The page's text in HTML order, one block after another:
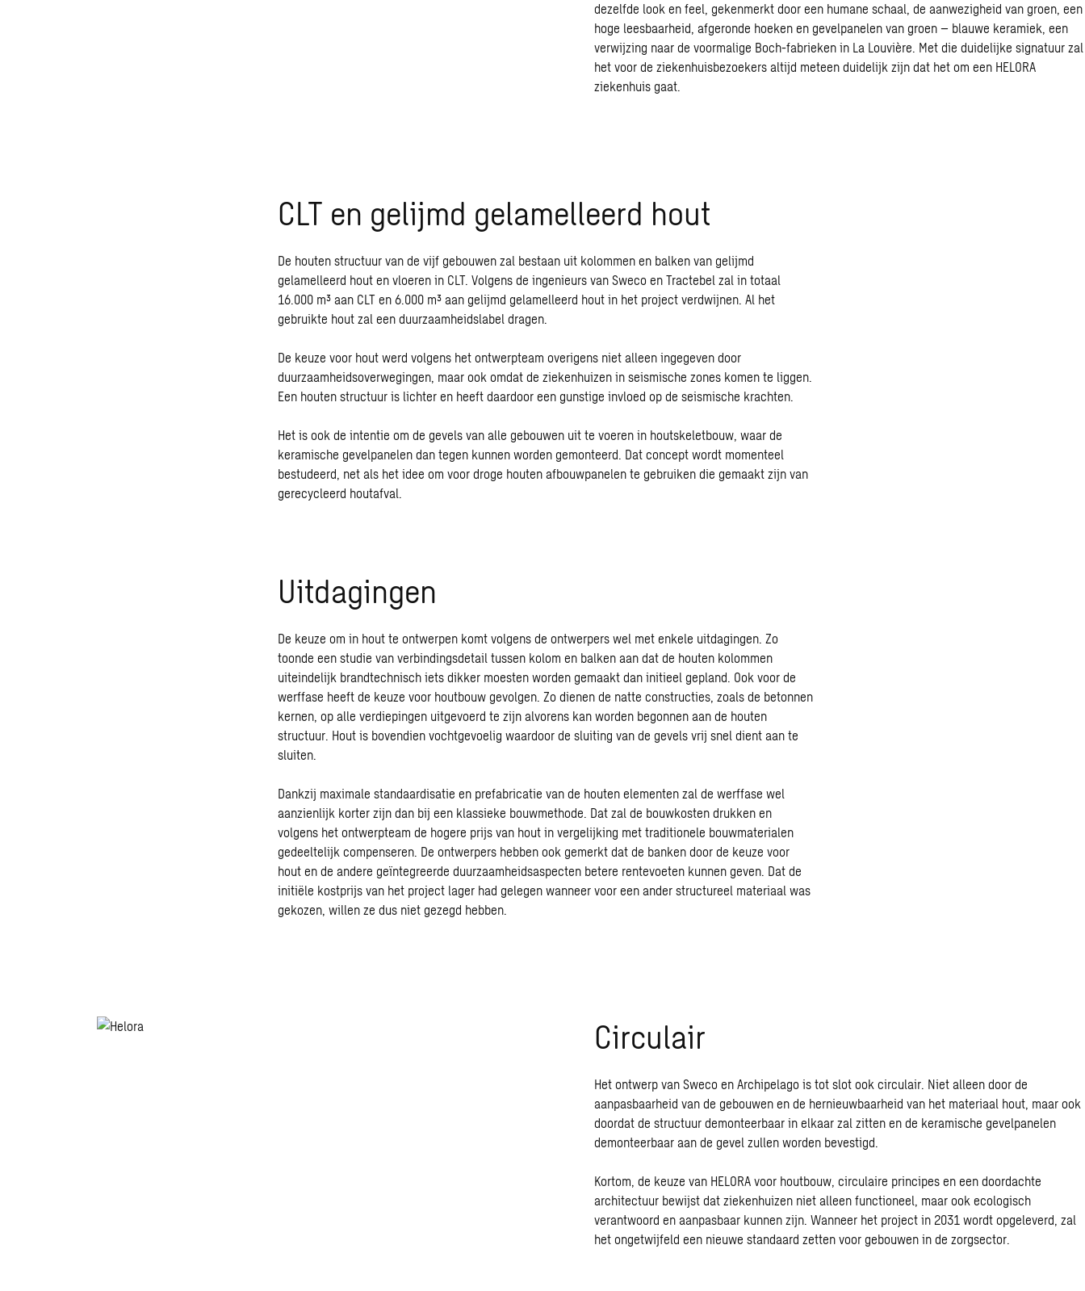
dezelfde look en feel, gekenmerkt door een humane schaal, de aanwezigheid van groen, een
hoge leesbaarheid, afgeronde hoeken en gevelpanelen van groen – blauwe keramiek, een
verwijzing naar de voormalige Boch-fabrieken in La Louvière. Met die duidelijke signatuur zal
het voor de ziekenhuisbezoekers altijd meteen duidelijk zijn dat het om een HELORA
ziekenhuis gaat.
CLT en gelijmd gelamelleerd hout
De houten structuur van de vijf gebouwen zal bestaan uit kolommen en balken van gelijmd
gelamelleerd hout en vloeren in CLT. Volgens de ingenieurs van Sweco en Tractebel zal in totaal
16.000 m³ aan CLT en 6.000 m³ aan gelijmd gelamelleerd hout in het project verdwijnen. Al het
gebruikte hout zal een duurzaamheidslabel dragen.
De keuze voor hout werd volgens het ontwerpteam overigens niet alleen ingegeven door
duurzaamheidsoverwegingen, maar ook omdat de ziekenhuizen in seismische zones komen te liggen.
Een houten structuur is lichter en heeft daardoor een gunstige invloed op de seismische krachten.
Het is ook de intentie om de gevels van alle gebouwen uit te voeren in houtskeletbouw, waar de
keramische gevelpanelen dan tegen kunnen worden gemonteerd. Dat concept wordt momenteel
bestudeerd, net als het idee om voor droge houten afbouwpanelen te gebruiken die gemaakt zijn van
gerecycleerd houtafval.
Uitdagingen
De keuze om in hout te ontwerpen komt volgens de ontwerpers wel met enkele uitdagingen. Zo
toonde een studie van verbindingsdetail tussen kolom en balken aan dat de houten kolommen
uiteindelijk brandtechnisch iets dikker moesten worden gemaakt dan initieel gepland. Ook voor de
werffase heeft de keuze voor houtbouw gevolgen. Zo dienen de natte constructies, zoals de betonnen
kernen, op alle verdiepingen uitgevoerd te zijn alvorens kan worden begonnen aan de houten
structuur. Hout is bovendien vochtgevoelig waardoor de sluiting van de gevels vrij snel dient aan te
sluiten.
Dankzij maximale standaardisatie en prefabricatie van de houten elementen zal de werffase wel
aanzienlijk korter zijn dan bij een klassieke bouwmethode. Dat zal de bouwkosten drukken en
volgens het ontwerpteam de hogere prijs van hout in vergelijking met traditionele bouwmaterialen
gedeeltelijk compenseren. De ontwerpers hebben ook gemerkt dat de banken door de keuze voor
hout en de andere geïntegreerde duurzaamheidsaspecten betere rentevoeten kunnen geven. Dat de
initiële kostprijs van het project lager had gelegen wanneer voor een ander structureel materiaal was
gekozen, willen ze dus niet gezegd hebben.
Circulair
Het ontwerp van Sweco en Archipelago is tot slot ook circulair. Niet alleen door de
aanpasbaarheid van de gebouwen en de hernieuwbaarheid van het materiaal hout, maar ook
doordat de structuur demonteerbaar in elkaar zal zitten en de keramische gevelpanelen
demonteerbaar aan de gevel zullen worden bevestigd.
Kortom, de keuze van HELORA voor houtbouw, circulaire principes en een doordachte
architectuur bewijst dat ziekenhuizen niet alleen functioneel, maar ook ecologisch
verantwoord en aanpasbaar kunnen zijn. Wanneer het project in 2031 wordt opgeleverd, zal
het ongetwijfeld een nieuwe standaard zetten voor gebouwen in de zorgsector.